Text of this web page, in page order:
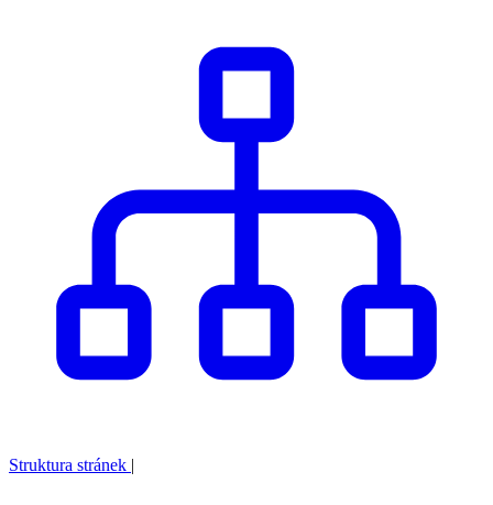
Struktura stránek |